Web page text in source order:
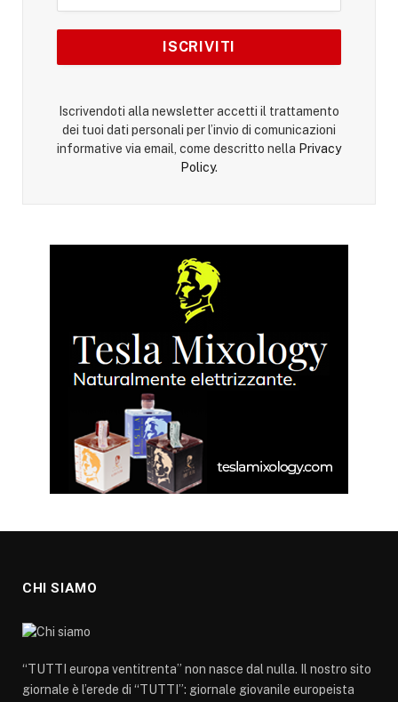
Iscrivendoti alla newsletter accetti il trattamento
dei tuoi dati personali per l’invio di comunicazioni
informative via email, come descritto nella Privacy
Policy.
CHI SIAMO
“TUTTI europa ventitrenta” non nasce dal nulla. Il nostro sito
giornale è l’erede di “TUTTI”: giornale giovanile europeista